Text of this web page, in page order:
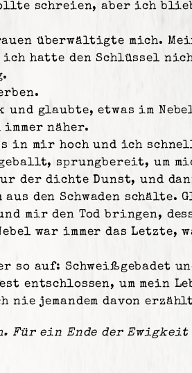
schreien, aber ich blieb
überwältigte mich.
ich hatte den Schlüssel
glaubte, etwas im
immer näher.
in mir hoch und ich
geballt, sprungbereit, um
der dichte Dunst, und
den Schwaden schälte.
mir den Tod bringen,
war immer das Letzte,
so auf: Schweißgebadet
entschlossen, um mein
nie jemandem davon
Für ein Ende der